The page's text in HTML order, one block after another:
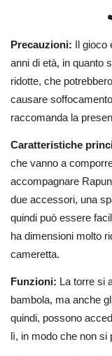
Precauzioni: Il gioco
anni di età, in quanto
ridotte, che
causare
raccomanda la
Caratteristiche
che vanno a
accompagnare
due accessori, una
quindi può essere
ha dimensioni molto
cameretta.
Funzioni: La torre si
bambola, ma anche
quindi, possono
lì, in modo che non si